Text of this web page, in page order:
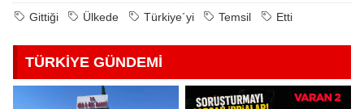
Gittiği Ülkede Türkiye´yi Temsil Etti
TÜRKİYE GÜNDEMİ